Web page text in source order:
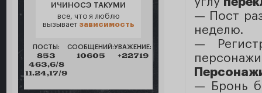
ИЧИНОСЭ ТАКУМИ
все, что я люблю
вызывает зависимость
ПОСТЫ:
853
463,6/8
11.24,17/9
СООБЩЕНИЙ:
10605
УВАЖЕНИЕ:
+22719
— Пост
неделю.
—
— Бронь